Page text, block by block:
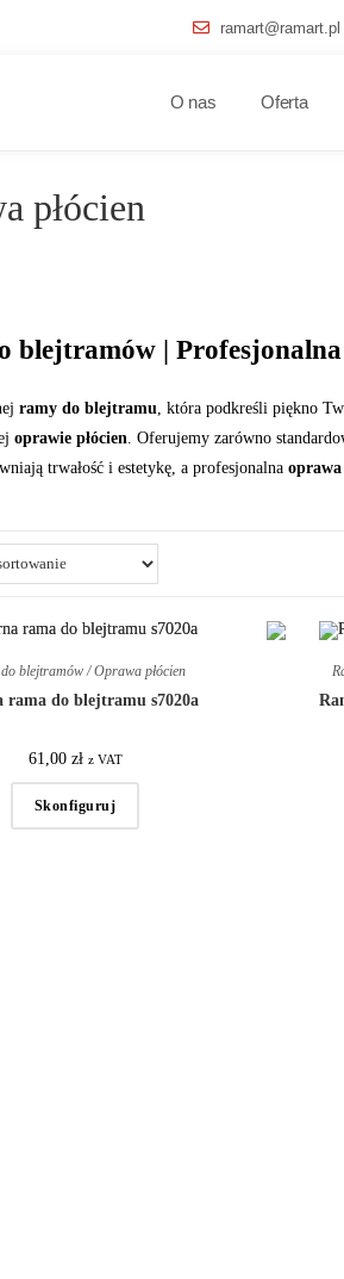
ramart@ramart.pl
O nas Oferta
płócien
blejtramów |
ramy do blejtramu, która podkreśli piękno
oprawie płócien. Oferujemy zarówno
trwałość i estetykę, a profesjonalna oprawa
blejtramów / Oprawa płócien
rama do blejtramu s7020a
61,00 zł z VAT
Skonfiguruj